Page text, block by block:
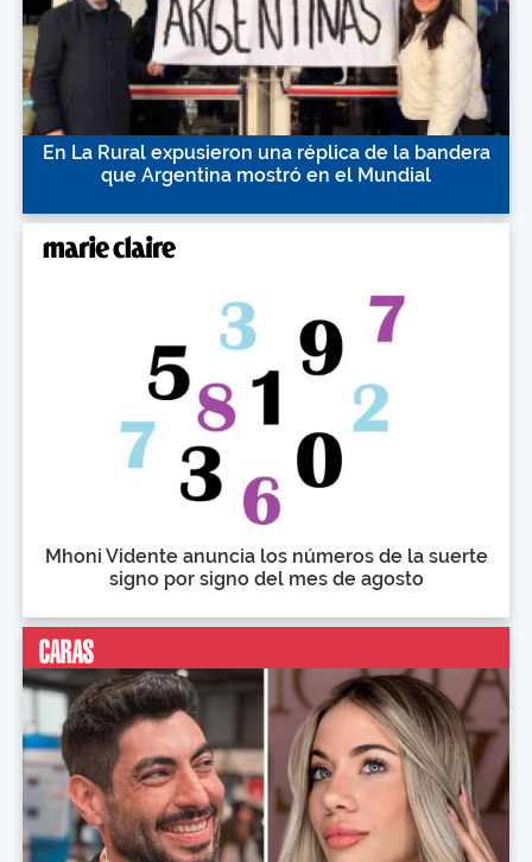
En La Rural expusieron una réplica de la bandera
que Argentina mostró en el Mundial
Mhoni Vidente anuncia los números de la suerte
signo por signo del mes de agosto